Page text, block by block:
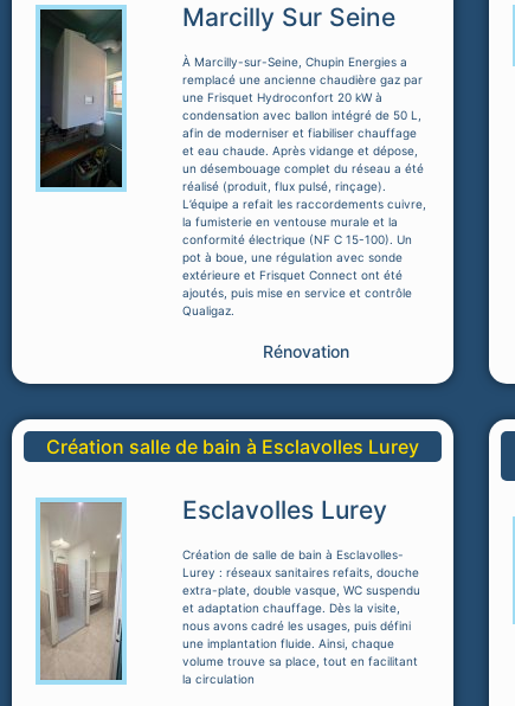
Marcilly Sur Seine
À Marcilly-sur-Seine, Chupin Energies a
remplacé une ancienne chaudière gaz par
une Frisquet Hydroconfort 20 kW à
condensation avec ballon intégré de 50 L,
afin de moderniser et fiabiliser chauffage
et eau chaude. Après vidange et dépose,
un désembouage complet du réseau a été
réalisé (produit, flux pulsé, rinçage).
L’équipe a refait les raccordements cuivre,
la fumisterie en ventouse murale et la
conformité électrique (NF C 15-100). Un
pot à boue, une régulation avec sonde
extérieure et Frisquet Connect ont été
ajoutés, puis mise en service et contrôle
Qualigaz.
Rénovation
Création salle de bain à Esclavolles Lurey
Esclavolles Lurey
Création de salle de bain à Esclavolles-
Lurey : réseaux sanitaires refaits, douche
extra-plate, double vasque, WC suspendu
et adaptation chauffage. Dès la visite,
nous avons cadré les usages, puis défini
une implantation fluide. Ainsi, chaque
volume trouve sa place, tout en facilitant
la circulation